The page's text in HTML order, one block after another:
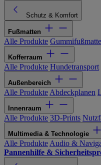
Schutz & Komfort
Fußmatten
Alle Produkte
Kofferraum
Alle Produkte Hundetransport
Außenbereich
Alle Produkte Abdeckplanen
Innenraum
Alle Produkte 3D-Prints
Multimedia & Technologie
Alle Produkte Audio &
Pannenhilfe &